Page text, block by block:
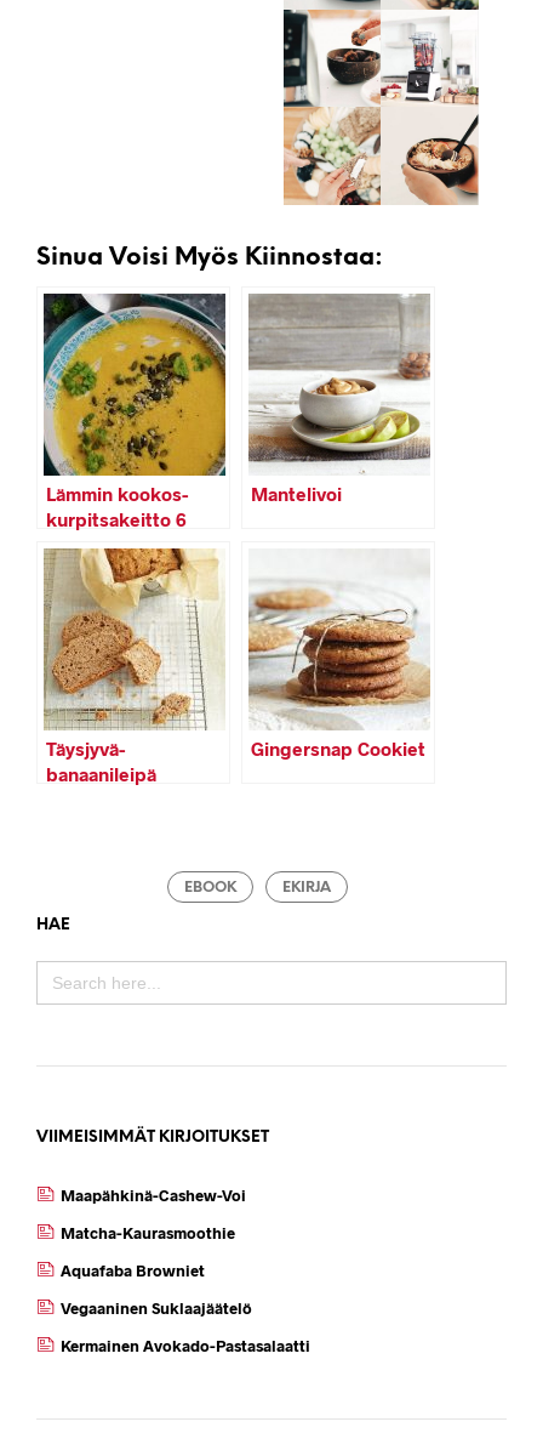
Sinua Voisi Myös Kiinnostaa:
Lämmin kookos-
kurpitsakeitto 6
minuutissa!
Mantelivoi
Täysjyvä-
banaanileipä
Gingersnap Cookiet
EBOOK EKIRJA
HAE
FOR:
VIIMEISIMMÄT KIRJOITUKSET
Maapähkinä-Cashew-Voi
Matcha-Kaurasmoothie
Aquafaba Browniet
Vegaaninen Suklaajäätelö
Kermainen Avokado-Pastasalaatti